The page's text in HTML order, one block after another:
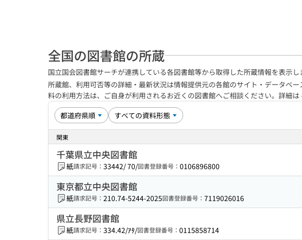
全国の図書館の所蔵
国立国会図書館サーチが連携している各図書館等から取得した所蔵情報を表示し
所蔵館、利用可否等の詳細・最新状況は情報提供元の各館のサイト・データベ
料の利用方法は、ご自身が利用されるお近くの図書館へご相談ください。詳細は
関東
千葉県立中央図書館
紙請求記号： 33442/ 70/図書登録番号： 0106896800
東京都立中央図書館
紙請求記号： 210.74-5244-2025図書登録番号： 7119026016
県立長野図書館
紙請求記号： 334.42/ｱﾀ/図書登録番号： 0115858714